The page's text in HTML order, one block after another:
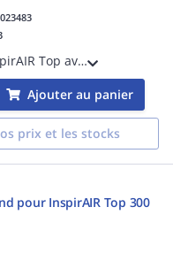
Kit siphon InspirAIR Top avec siphon plat et coude à joint à 90° pour installation d'un InspirAIR Top comme unité de ventilation double-flux en logement individuel
Ajouter au panier
prix et les stocks
pour InspirAIR Top 300